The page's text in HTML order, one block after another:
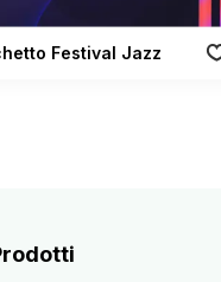
Festival Jazz